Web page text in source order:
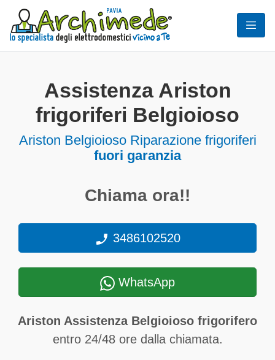
Assistenza Ariston
frigoriferi Belgioioso
Ariston Belgioioso Riparazione frigoriferi
fuori garanzia
Chiama ora!!
3486102520
WhatsApp
Ariston Assistenza Belgioioso frigorifero
entro 24/48 ore dalla chiamata.